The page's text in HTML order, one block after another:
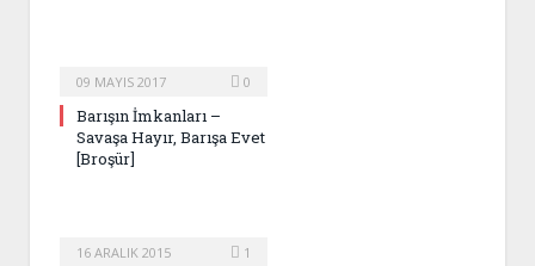
09 MAYIS 2017 0
Barışın İmkanları –
Savaşa Hayır, Barışa Evet
[Broşür]
16 ARALIK 2015 1